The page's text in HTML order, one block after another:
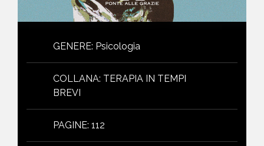
GENERE: Psicologia
COLLANA: TERAPIA IN TEMPI
BREVI
PAGINE: 112